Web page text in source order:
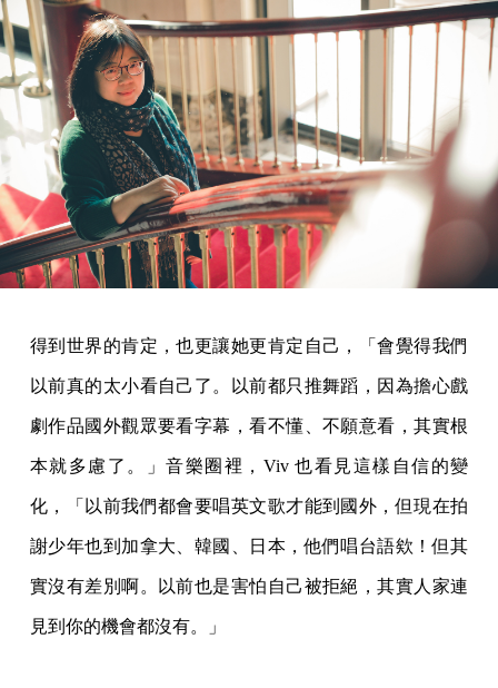
得到世界的肯定，也更讓她更肯定自己，「會覺得我們
以前真的太小看自己了。以前都只推舞蹈，因為擔心戲
劇作品國外觀眾要看字幕，看不懂、不願意看，其實根
本就多慮了。」音樂圈裡，Viv 也看見這樣自信的變
化，「以前我們都會要唱英文歌才能到國外，但現在拍
謝少年也到加拿大、韓國、日本，他們唱台語欸！但其
實沒有差別啊。以前也是害怕自己被拒絕，其實人家連
見到你的機會都沒有。」